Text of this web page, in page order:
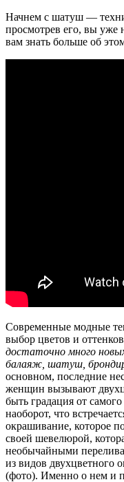
Начнем с шатуш —
просмотрев его, вы уже
вам знать больше об
Современные модные
выбор цветов и
достаточно много
балаяж, шатуш,
основном, последние
женщин вызывают
быть градация от
наоборот, что
окрашивание, которое
своей шевелюрой,
необычайными
из видов двухцветного
(фото). Именно о нем и